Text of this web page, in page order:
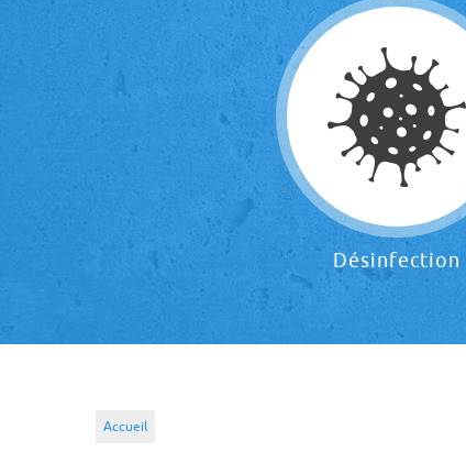
Désinfection
Accueil